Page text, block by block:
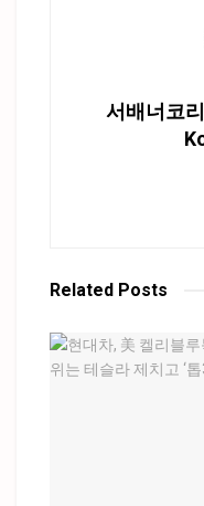
서배너코
Related Posts